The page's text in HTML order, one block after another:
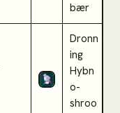
bær
Dronn
ing
Hybn
o-
shroo